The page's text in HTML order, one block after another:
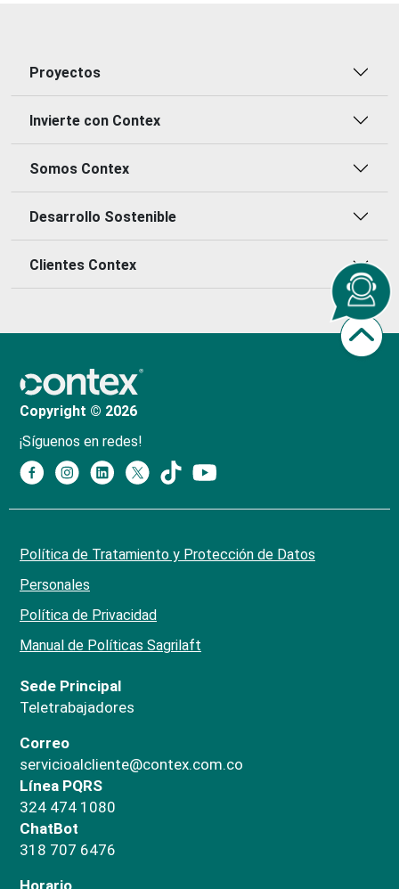
Proyectos
Invierte con Contex
Somos Contex
Desarrollo Sostenible
Clientes Contex
Copyright © 2026
¡Síguenos en redes!
Política de Tratamiento y Protección de Datos
Personales
Política de Privacidad
Manual de Políticas Sagrilaft
Sede Principal
Teletrabajadores
Correo
servicioalcliente@contex.com.co
Línea PQRS
324 474 1080
ChatBot
318 707 6476
Horario